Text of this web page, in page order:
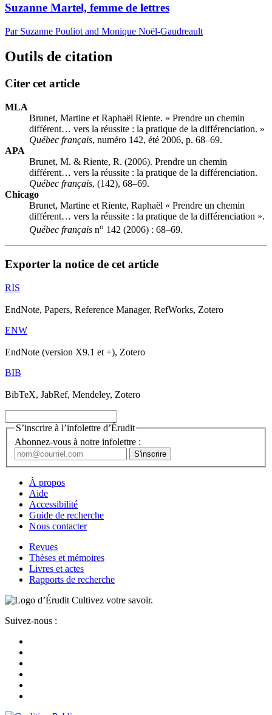
Suzanne Martel, femme de lettres
Par Suzanne Pouliot and Monique Noël-Gaudreault
Outils de citation
Citer cet article
MLA
Brunet, Martine et Raphaël Riente. « Prendre un chemin
différent… vers la réussite : la pratique de la différenciation. »
Québec français, numéro 142, été 2006, p. 68–69.
APA
Brunet, M. & Riente, R. (2006). Prendre un chemin
différent… vers la réussite : la pratique de la différenciation.
Québec français, (142), 68–69.
Chicago
Brunet, Martine et Riente, Raphaël « Prendre un chemin
différent… vers la réussite : la pratique de la différenciation ».
Québec français no 142 (2006) : 68–69.
Exporter la notice de cet article
RIS
EndNote, Papers, Reference Manager, RefWorks, Zotero
ENW
EndNote (version X9.1 et +), Zotero
BIB
BibTeX, JabRef, Mendeley, Zotero
S’inscrire à l’infolettre d’Érudit
Abonnez-vous à notre infolettre :
À propos
Aide
Accessibilité
Guide de recherche
Nous contacter
Revues
Thèses et mémoires
Livres et actes
Rapports de recherche
Cultivez votre savoir.
Suivez-nous :